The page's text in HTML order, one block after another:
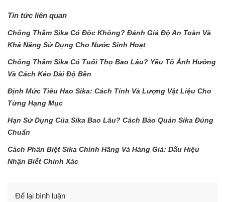
Tin tức liên quan
Chống Thấm Sika Có Độc Không? Đánh Giá Độ An Toàn Và
Khả Năng Sử Dụng Cho Nước Sinh Hoạt
Chống Thấm Sika Có Tuổi Thọ Bao Lâu? Yếu Tố Ảnh Hưởng
Và Cách Kéo Dài Độ Bền
Định Mức Tiêu Hao Sika: Cách Tính Và Lượng Vật Liệu Cho
Từng Hạng Mục
Hạn Sử Dụng Của Sika Bao Lâu? Cách Bảo Quản Sika Đúng
Chuẩn
Cách Phân Biệt Sika Chính Hãng Và Hàng Giả: Dấu Hiệu
Nhận Biết Chính Xác
Để lại bình luận